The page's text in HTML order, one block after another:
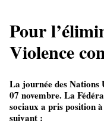
Pour
Violence
La journée des Nations
07 novembre. La
sociaux a pris position
suivant :